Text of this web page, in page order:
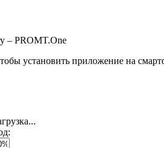
установить приложение на